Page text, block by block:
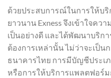
ด้วยประสบการณ์ในการให้บริ
ยาวนาน Exness จึงเข้าใจค
เป็นอย่างดี และได้พัฒนาบริก
ต้องการเหล่านั้น ไม่ว่าจะเป็
ธนาคารไทย การมีบัญชีประเ
หรือการให้บริการแพลตฟอร์